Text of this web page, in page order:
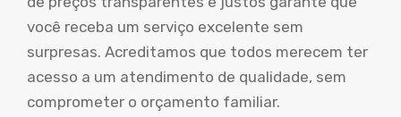
você receba um serviço excelente sem
surpresas. Acreditamos que todos merecem ter
acesso a um atendimento de qualidade, sem
comprometer o orçamento familiar.